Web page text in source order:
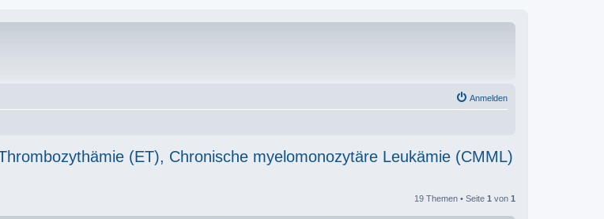
Anmelden
(ET), Chronische myelomonozytäre Leukämie (CMML)
19 Themen • Seite 1 von 1